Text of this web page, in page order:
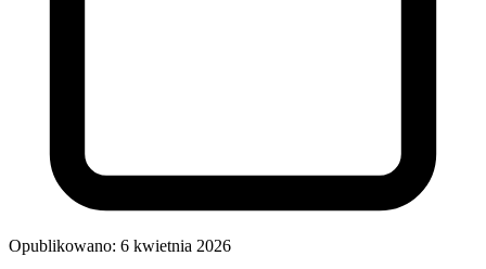
Opublikowano: 6 kwietnia 2026